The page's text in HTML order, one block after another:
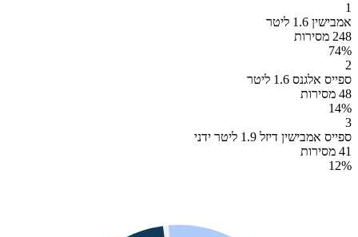
1
אמבישין 1.6 ליטר
248 מסירות
74%
2
ספייס אלגנס 1.6 ליטר
48 מסירות
14%
3
ספייס אמבישין דיזל 1.9 ליטר ידני
41 מסירות
12%